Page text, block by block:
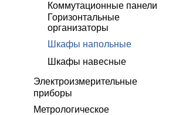
Коммутационные панели
Горизонтальные
организаторы
Шкафы напольные
Шкафы навесные
Электроизмерительные
приборы
Метрологическое